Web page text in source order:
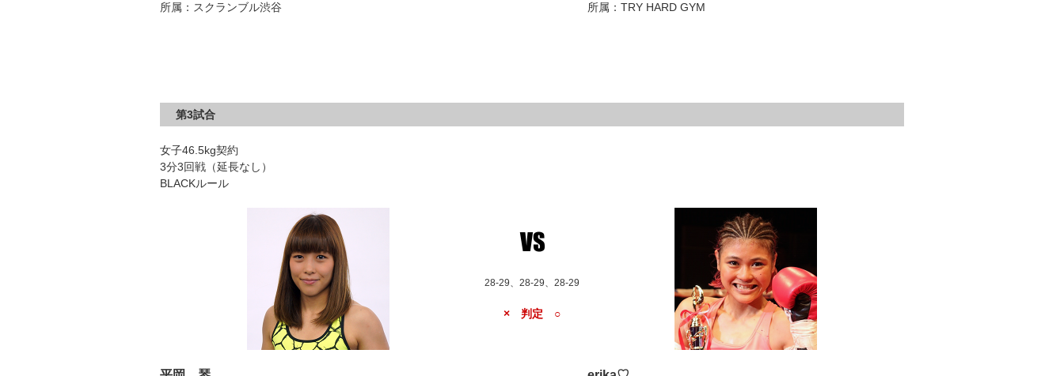
所属：スクランブル渋谷 所属：TRY HARD GYM
第3試合
女子46.5kg契約
3分3回戦（延長なし）
BLACKルール
28-29、28-29、28-29
× 判定 ○